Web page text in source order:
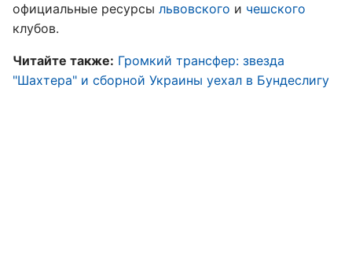
официальные ресурсы львовского и чешского
клубов.
Читайте также: Громкий трансфер: звезда
"Шахтера" и сборной Украины уехал в Бундеслигу